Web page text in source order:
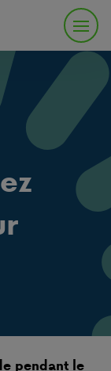
pendant le